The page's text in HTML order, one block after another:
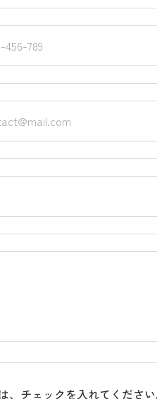
チェックを入れてください